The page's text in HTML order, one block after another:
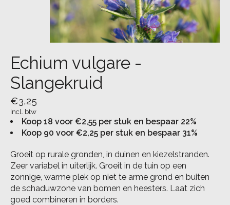
Echium vulgare -
Slangekruid
€3,25
Incl. btw
Koop 18 voor €2,55 per stuk en bespaar 22%
Koop 90 voor €2,25 per stuk en bespaar 31%
Groeit op rurale gronden, in duinen en kiezelstranden.
Zeer variabel in uiterlijk. Groeit in de tuin op een
zonnige, warme plek op niet te arme grond en buiten
de schaduwzone van bomen en heesters. Laat zich
goed combineren in borders.